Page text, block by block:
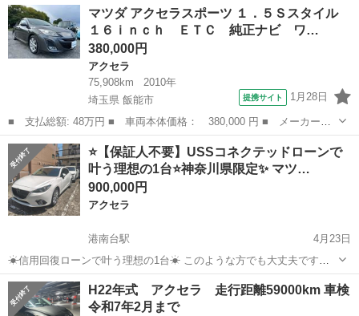
15xd プロアクティブ 走行距89500km シフトはオートマです！ 主な装
備一覧...
神奈川 相模原市 東林間駅 アクセラ
マツダ アクセラスポーツ １．５Ｓスタイル
１６ｉｎｃｈ ＥＴＣ 純正ナビ ワ…
380,000円
アクセラ
75,908km
2010年
埼玉県 飯能市
提携サイト 1月28日
■ 支払総額: 48万円 ■ 車両本体価格： 380,000 円 ■ メーカー
名： マツダ ■ 車種名： アクセラスポーツ ■ グレード名：
１．５Ｓスタイル １６ｉｎｃｈ ＥＴＣ 純正ナビ ワンセグ Ｍ
Ｔモード ■ 排気...
埼玉 飯能市 アクセラ
⭐【保証人不要】USSコネクテッドローンで
叶う理想の1台⭐神奈川県限定✨ マツ…
900,000円
アクセラ
港南台駅
4月23日
☀信用回復ローンで叶う理想の1台☀ このような方でも大丈夫です！
・過去に事業で失敗をして自己破産した ・パートで収入が少なくロー
ンが組めない ・金融・ローン事故で信用情報に傷がついた ・勤続年数
が短いので審査が通らな...
神奈川 横浜市 港南台駅 アクセラ 車両
H22年式 アクセラ 走行距離59000km 車検
令和7年2月まで